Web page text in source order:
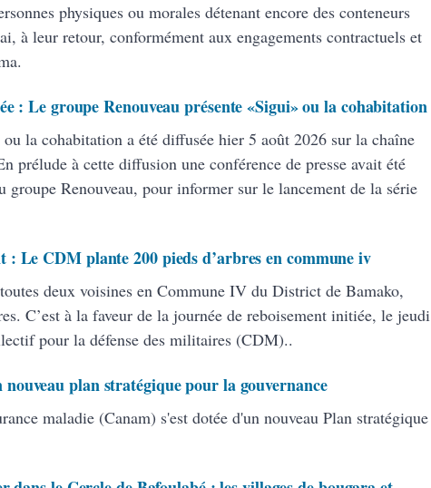
physiques ou morales détenant encore des conteneurs
à leur retour, conformément aux engagements contractuels et
: Le groupe Renouveau présente «Sigui» ou la cohabitation
la cohabitation a été diffusée hier 5 août 2026 sur la chaîne
prélude à cette diffusion une conférence de presse avait été
groupe Renouveau, pour informer sur le lancement de la série
: Le CDM plante 200 pieds d’arbres en commune iv
deux voisines en Commune IV du District de Bamako,
C’est à la faveur de la journée de reboisement initiée, le jeudi
pour la défense des militaires (CDM)..
plan stratégique pour la gouvernance
maladie (Canam) s'est dotée d'un nouveau Plan stratégique